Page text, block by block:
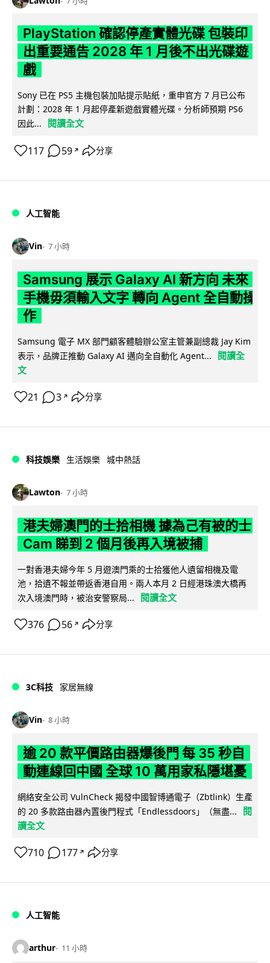
PlayStation 確認停產實體光碟 包裝印
出重要通告 2028 年 1 月後不出光碟遊
戲
Sony 已在 PS5 主機包裝加貼提示貼紙，重申官方 7 月已公布
計劃：2028 年 1 月起停產新遊戲實體光碟。分析師預期 PS6
因此...
閱讀全文
117 59 ↗ 分享
人工智能
Vin 7 小時
Samsung 展示 Galaxy AI 新方向 未來
手機毋須輸入文字 轉向 Agent 全自動操
作
Samsung 電子 MX 部門顧客體驗辦公室主管兼副總裁 Jay Kim
表示，品牌正推動 Galaxy AI 邁向全自動化 Agent...
閱讀全
文
21 3 ↗ 分享
科技娛樂 生活娛樂 城中熱話
Lawton 7 小時
港夫婦澳門的士拾相機 據為己有被的士
Cam 睇到 2 個月後再入境被捕
一對香港夫婦今年 5 月遊澳門乘的士拾獲他人遺留相機及電
池，拾遺不報並帶返香港自用。兩人本月 2 日經港珠澳大橋再
次入境澳門時，被治安警察局...
閱讀全文
376 56 ↗ 分享
3C科技 家居無線
Vin 8 小時
逾 20 款平價路由器爆後門 每 35 秒自
動連線回中國 全球 10 萬用家私隱堪憂
網絡安全公司 VulnCheck 揭發中國智博通電子（Zbtlink）生產
的 20 多款路由器內置後門程式「Endlessdoors」（無盡...
閱
讀全文
710 177 ↗ 分享
人工智能
arthur 11 小時